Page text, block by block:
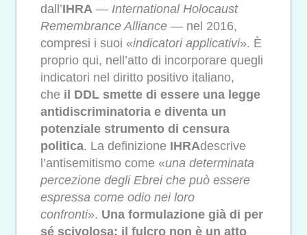
dall’IHRA — International Holocaust
Remembrance Alliance — nel 2016,
compresi i suoi «indicatori applicativi». È
proprio qui, nell’atto di incorporare quegli
indicatori nel diritto positivo italiano,
che il DDL smette di essere una legge
antidiscriminatoria e diventa un
potenziale strumento di censura
politica. La definizione IHRAdescrive
l’antisemitismo come «una determinata
percezione degli Ebrei che può essere
espressa come odio nei loro
confronti». Una formulazione già di per
sé scivolosa: il fulcro non è un atto